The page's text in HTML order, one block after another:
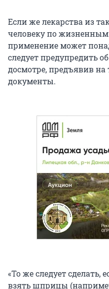
Если же лекарства из
человеку по
применение может
следует предупредить
досмотре, предъявив на
документы.
«То же следует сделать,
взять шприцы